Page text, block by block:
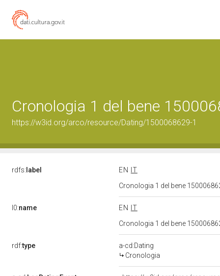
Cronologia 1 del bene
https://w3id.org/arco/resource/Dating/1500068629-1
rdfs: label EN
IT
Cronologia 1 del bene
l0:name EN
IT
Cronologia 1 del bene
rdf:type
a-cd:Dating
Cronologia